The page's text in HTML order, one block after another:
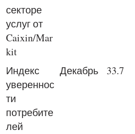
секторе
услуг от
Caixin/Mar
kit
Индекс
увереннос
ти
потребите
лей
Декабрь 33.7